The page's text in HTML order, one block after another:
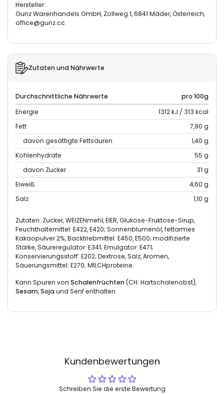
Hersteller:
Gunz Warenhandels GmbH, Zollweg 1, 6841 Mäder, Österreich,
office@gunz.cc
Zutaten und Nährwerte
Durchschnittliche Nährwerte
pro 100g
Energie
1312 kJ / 313 kcal
Fett
7,90 g
davon gesättigte Fettsäuren
1,40 g
Kohlenhydrate
55 g
davon Zucker
31 g
Eiweiß
4,60 g
Salz
1,10 g
Zutaten: Zucker, WEIZENmehl, EIER, Glukose-Fruktose-Sirup,
Feuchthaltemittel: E422, E420; Sonnenblumenöl, fettarmes
Kakaopulver 2%, Backtriebmittel: E450, E500; modifizierte
Stärke, Säureregulator: E341; Emulgator: E471;
Konservierungsstoff: E202; Dextrose, Salz, Aromen,
Säuerungsmittel: E270; MILCHproteine.
Kann Spuren von Schalenfrüchten(CH: Hartschalenobst),
Sesam,Sojaund Senf enthalten.
Kundenbewertungen
Schreiben Sie die erste Bewertung